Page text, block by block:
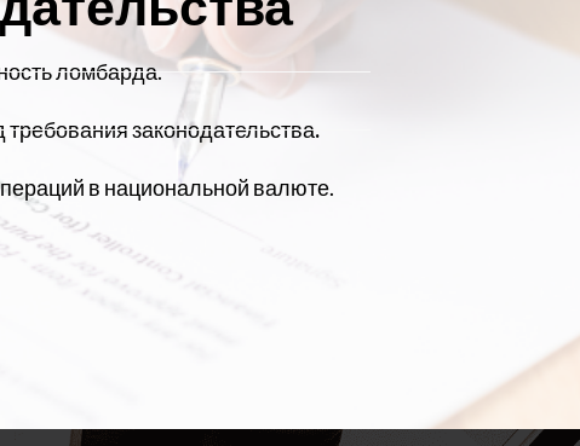
ломбарда.
законодательства.
в национальной валюте.